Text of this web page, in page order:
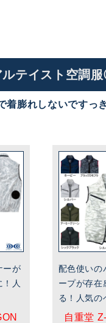
ルテイスト空調
着膨れしないですっ
ーが
人
配色使いの
ープが存在
る！人気の
自重堂